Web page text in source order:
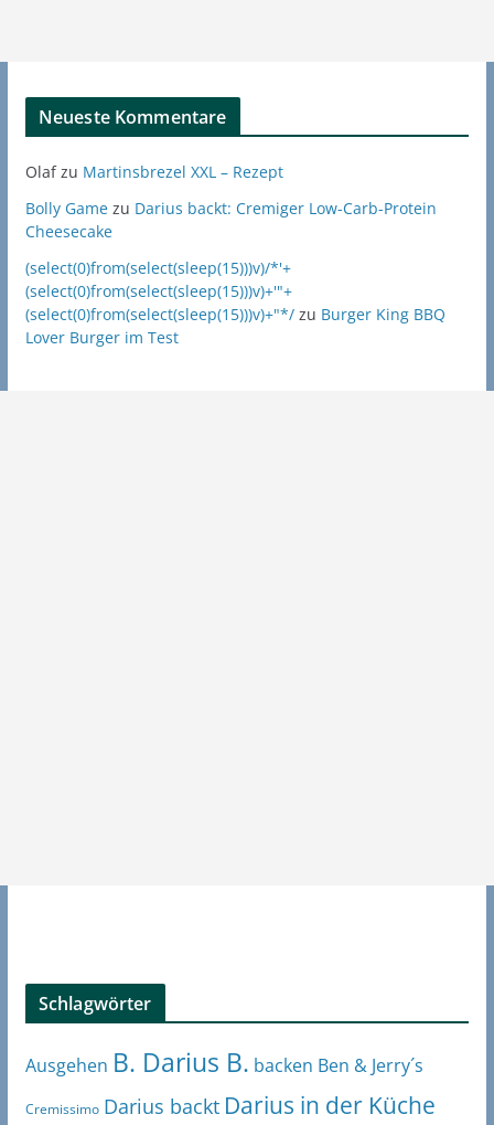
Neueste Kommentare
Olafzu Martinsbrezel XXL – Rezept
Bolly Gamezu Darius backt: Cremiger Low-Carb-Protein
Cheesecake
(select(0)from(select(sleep(15)))v)/*'+
(select(0)from(select(sleep(15)))v)+'"+
(select(0)from(select(sleep(15)))v)+"*/zu Burger King BBQ
Lover Burger im Test
Schlagwörter
Ausgehen B. Darius B. backen Ben & Jerry´s
Cremissimo Darius backt Darius in der Küche